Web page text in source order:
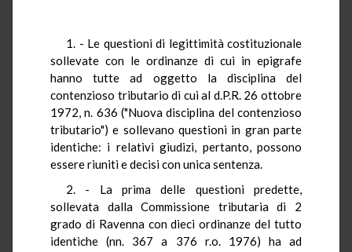
1. - Le questioni di legittimità costituzionale
sollevate con le ordinanze di cui in epigrafe
hanno tutte ad oggetto la disciplina del
contenzioso tributario di cui al d.P.R. 26 ottobre
1972, n. 636 ("Nuova disciplina del contenzioso
tributario") e sollevano questioni in gran parte
identiche: i relativi giudizi, pertanto, possono
essere riuniti e decisi con unica sentenza.
2. - La prima delle questioni predette,
sollevata dalla Commissione tributaria di 2
grado di Ravenna con dieci ordinanze del tutto
identiche (nn. 367 a 376 r.o. 1976) ha ad